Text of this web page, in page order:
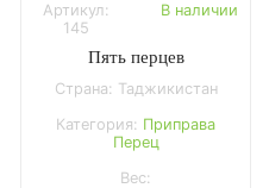
Артикул:
145
В наличии
Пять перцев
Страна: Таджикистан
Категория: Приправа
Перец
Вес: